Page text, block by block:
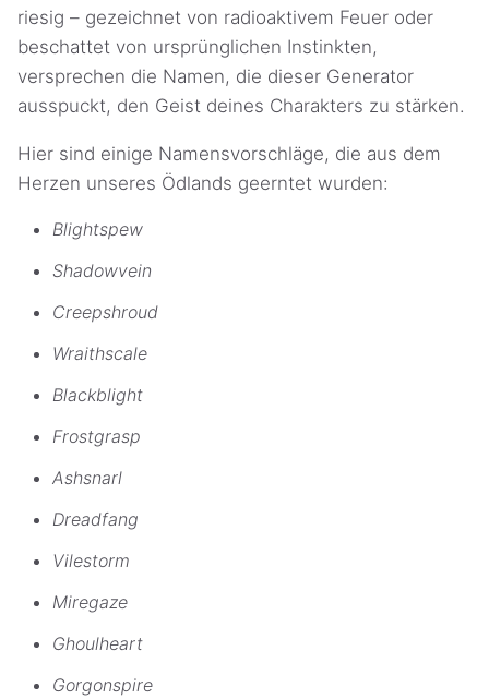
riesig – gezeichnet von radioaktivem Feuer oder
beschattet von ursprünglichen Instinkten,
versprechen die Namen, die dieser Generator
ausspuckt, den Geist deines Charakters zu stärken.
Hier sind einige Namensvorschläge, die aus dem
Herzen unseres Ödlands geerntet wurden:
Blightspew
Shadowvein
Creepshroud
Wraithscale
Blackblight
Frostgrasp
Ashsnarl
Dreadfang
Vilestorm
Miregaze
Ghoulheart
Gorgonspire